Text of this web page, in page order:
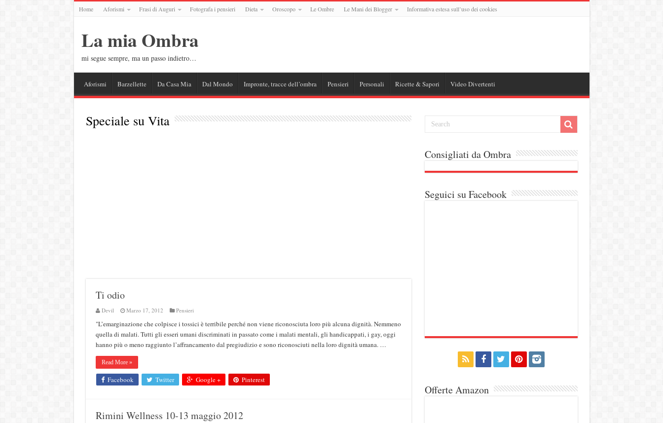
Home Aforismi Frasi di Auguri Fotografa i pensieri Dieta Oroscopo Le Ombre Le Mani dei Blogger Informativa estesa sull’uso dei cookies
La mia Ombra
mi segue sempre, ma un passo indietro…
Aforismi Barzellette Da Casa Mia Dal Mondo Impronte, tracce dell’ombra Pensieri Personali Ricette & Sapori Video Divertenti
Speciale su Vita
Ti odio
Devil Marzo 17, 2012 Pensieri
"L’emarginazione che colpisce i tossici è terribile perché non viene riconosciuta loro più alcuna dignità. Nemmeno
quella di malati. Tutti gli esseri umani discriminati in passato come i malati mentali, gli handicappati, i gay, oggi
hanno più o meno raggiunto l’affrancamento dal pregiudizio e sono riconosciuti nella loro dignità umana. …
Read More »
Facebook Twitter Google + Pinterest
Rimini Wellness 10-13 maggio 2012
Consigliati da Ombra
Seguici su Facebook
Offerte Amazon